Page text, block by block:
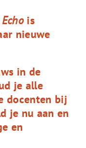
Echois
nieuwe
in de
je alle
docenten bij
je nu aan en
en